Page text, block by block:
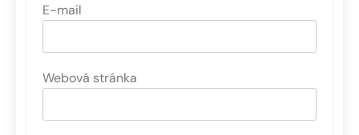
E-mail
Webová stránka